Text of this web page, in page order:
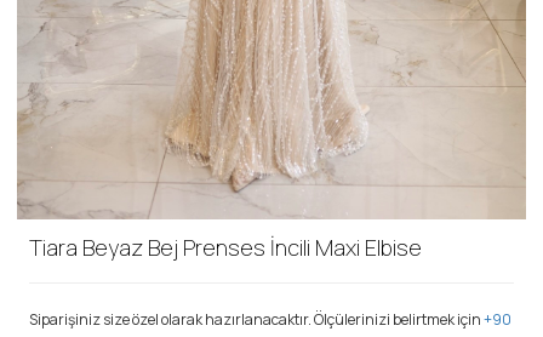
Tiara Beyaz Bej Prenses İncili Maxi Elbise
Siparişiniz size özel olarak hazırlanacaktır. Ölçülerinizi belirtmek için+90